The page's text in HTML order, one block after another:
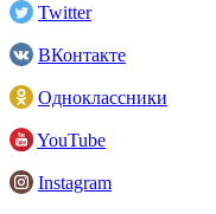
Twitter
ВКонтакте
Одноклассники
YouTube
Instagram